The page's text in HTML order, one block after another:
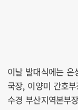
이날 발대식에는 은
국장, 이양미 간호
수경 부산지역본부